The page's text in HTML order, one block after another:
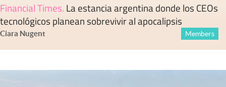
Financial Times. La estancia argentina donde los CEOs
tecnológicos planean sobrevivir al apocalipsis
Ciara Nugent Members